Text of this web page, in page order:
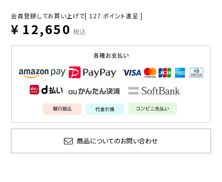
会員登録してお買い上げで[ 127 ポイント進呈 ]
¥ 12,650 税込
商品についてのお問い合わせ